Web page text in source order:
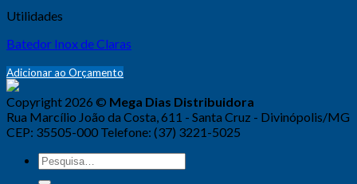
Utilidades
Batedor Inox de Claras
Adicionar ao Orçamento
Copyright 2026 © Mega Dias Distribuidora
Rua Marcílio João da Costa, 611 - Santa Cruz - Divinópolis/MG
CEP: 35505-000 Telefone: (37) 3221-5025